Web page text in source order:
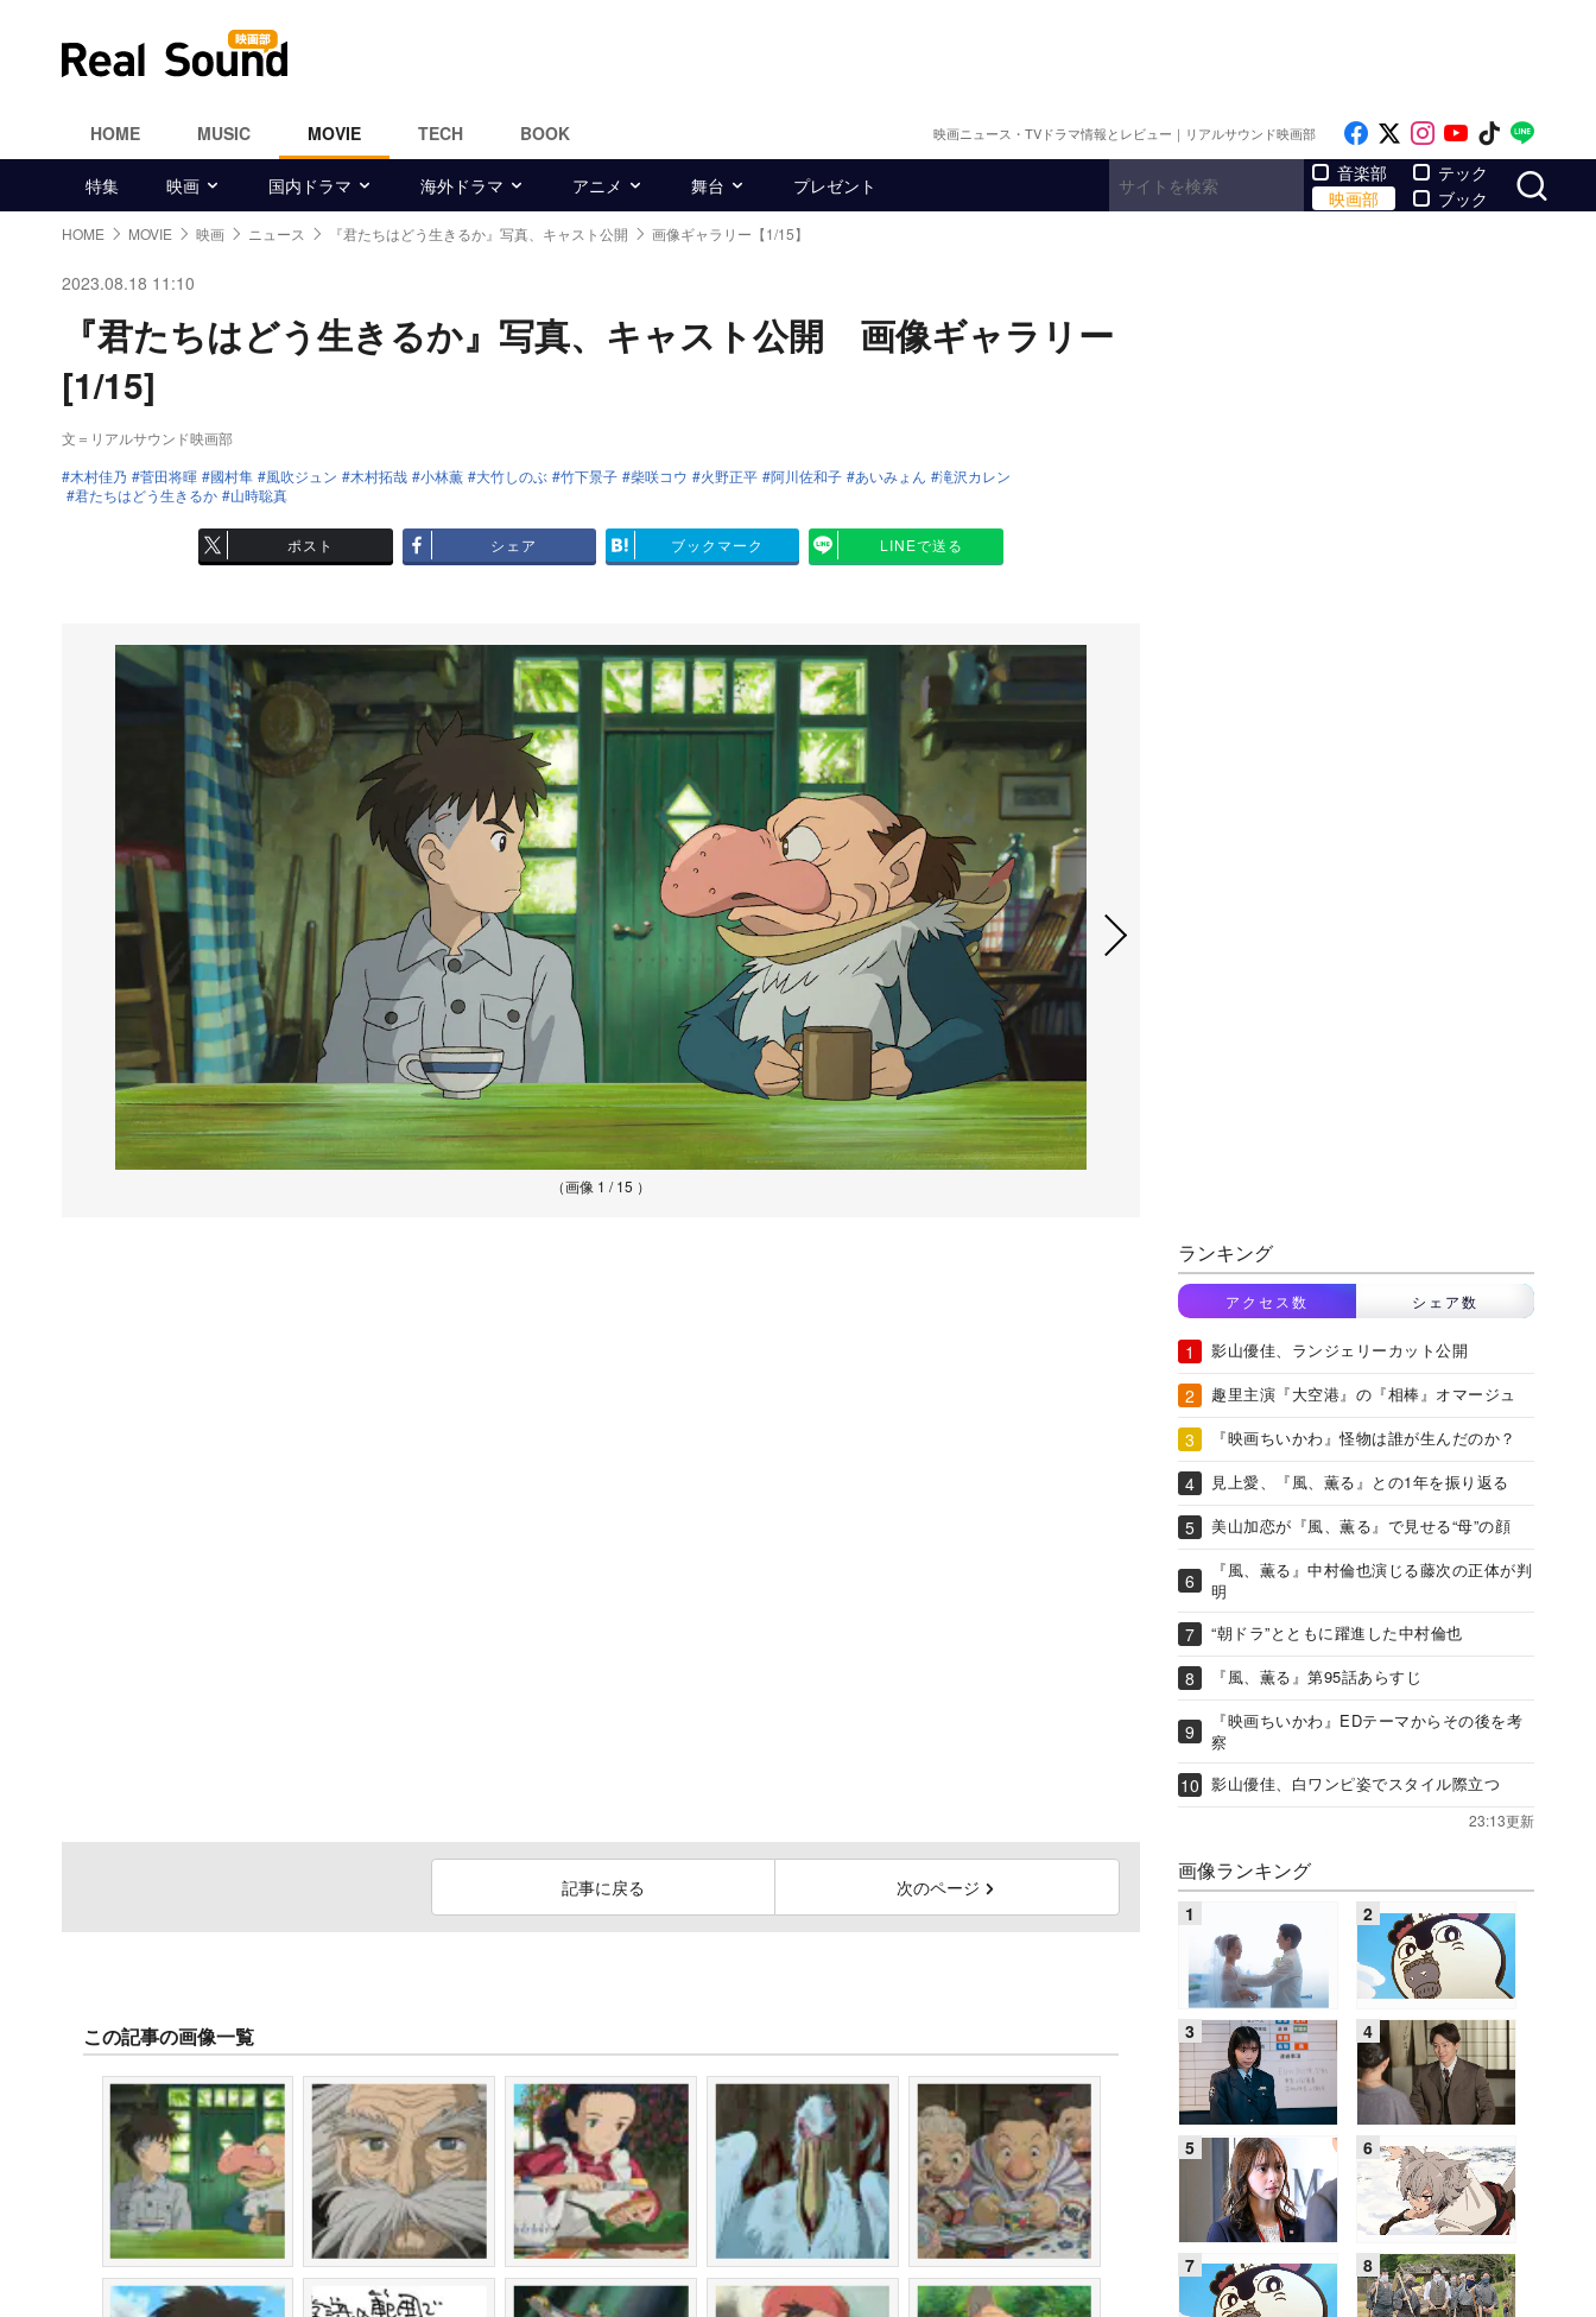
HOME MUSIC MOVIE TECH BOOK 映画ニュース・TVドラマ情報とレビュー｜リアルサウンド映画部 Like on Facebook
Follow on x
Follow on
Follow on
Follow
特集 映画 国内ドラマ 海外ドラマ アニメ 舞台 プレゼント
音楽部
映画部
テック
ブック
HOME MOVIE 映画 ニュース 『君たちはどう生きるか』写真、キャスト公開 画像ギャラリー【1/15】
2023.08.18 11:10
『君たちはどう生きるか』写真、キャスト公開 画像ギャラリー
[1/15]
文＝リアルサウンド映画部
木村佳乃
菅田将暉 國村隼 風吹ジュン 木村拓哉 小林薫 大竹しのぶ 竹下景子 柴咲コウ 火野正平 阿川佐和子 あいみょん
滝沢カレン
君たちはどう生きるか
山時聡真
ポスト シェア ブックマーク LINEで送る
（画像 1 / 15 ）
記事に戻る 次のページ
この記事の画像一覧
ランキング
アクセス数 シェア数
影山優佳、ランジェリーカット公開
趣里主演『大空港』の『相棒』オマージュ
『映画ちいかわ』怪物は誰が生んだのか？
見上愛、『風、薫る』との1年を振り返る
美山加恋が『風、薫る』で見せる“母”の顔
『風、薫る』中村倫也演じる藤次の正体が判
明
“朝ドラ”とともに躍進した中村倫也
『風、薫る』第95話あらすじ
『映画ちいかわ』EDテーマからその後を考
察
影山優佳、白ワンピ姿でスタイル際立つ
23:13更新
画像ランキング